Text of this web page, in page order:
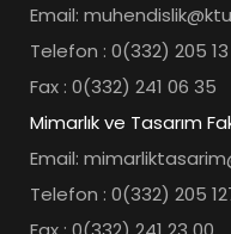
Email:
Telefon : 0(332) 205
Fax : 0(332) 241 06 35
Mimarlık ve Tasarım
Email:
Telefon : 0(332) 205